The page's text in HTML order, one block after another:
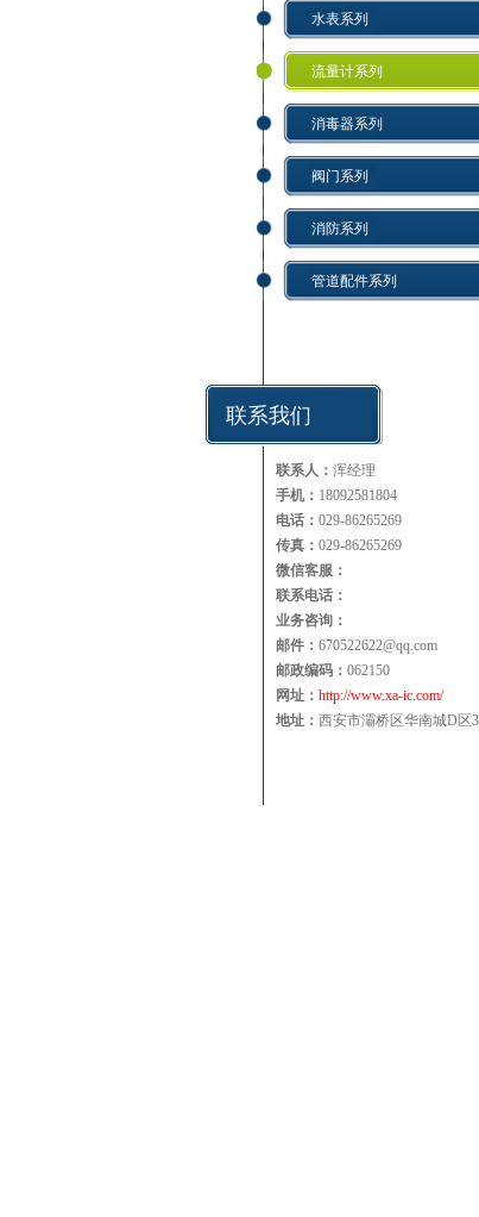
水表系列
流量计系列
消毒器系列
阀门系列
消防系列
管道配件系列
联系我们
联系人： 浑经理
手机： 18092581804
电话： 029-86265269
传真： 029-86265269
微信客服：
联系电话：
业务咨询：
邮件： 670522622@qq.com
邮政编码： 062150
网址： http://www.xa-ic.com/
地址： 西安市灞桥区华南城D区